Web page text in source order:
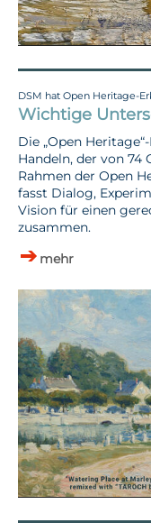
DSM hat Open Heritage-
Wichtige
Die „Open
Handeln, der von 74
Rahmen der Open
fasst Dialog,
Vision für einen
zusammen.
mehr